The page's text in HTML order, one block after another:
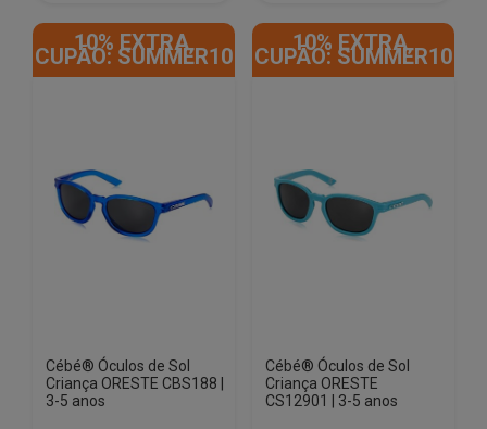
10% EXTRA,
CUPÃO: SUMMER10
Cébé® Óculos de Sol
Criança ORESTE CBS188 |
3-5 anos
10% EXTRA,
CUPÃO: SUMMER10
Cébé® Óculos de Sol
Criança ORESTE
CS12901 | 3-5 anos